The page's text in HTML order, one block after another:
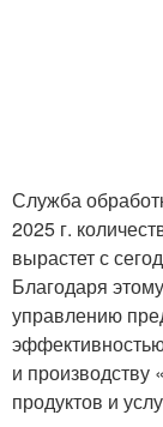
Служба
2025 г.
вырастет с
Благодаря
управлению
и
продуктов и